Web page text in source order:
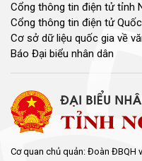
Cổng thông tin điện tử tỉnh
Cổng thông tin điện tử
Cơ sở dữ liệu quốc gia về
Báo Đại biểu nhân dân
Cơ quan chủ quản: Đoàn ĐBQH